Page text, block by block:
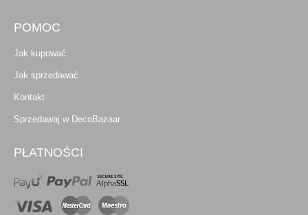
POMOC
Jak kupować
Jak sprzedawać
Kontakt
Sprzedawaj w DecoBazaar
PŁATNOŚCI